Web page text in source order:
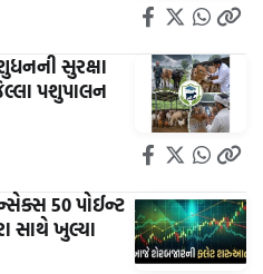
સુરક્ષા
પશુપાલન
50 પોઈન્ટ
સાથે ખુલ્યા